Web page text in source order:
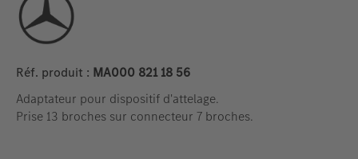
Réf. produit : MA000 821 18 56
Adaptateur pour dispositif d'attelage.
Prise 13 broches sur connecteur 7 broches.